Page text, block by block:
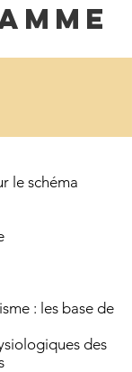
le schéma
: les base de
des